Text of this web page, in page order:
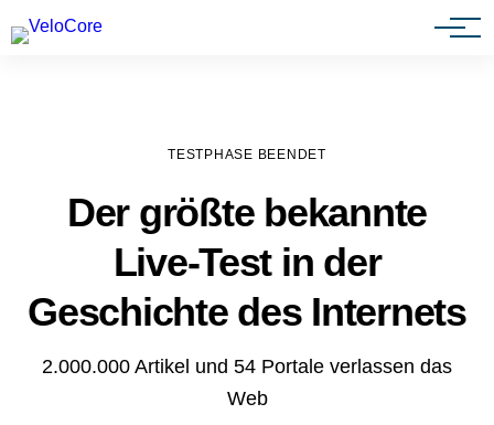
Agenturen & Webdesigner
TESTPHASE BEENDET
Der größte bekannte
Live-Test in der
Geschichte des Internets
2.000.000 Artikel und 54 Portale verlassen das
Web